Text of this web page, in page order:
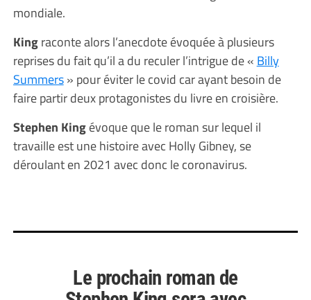
mondiale.
Kingraconte alors l’anecdote évoquée à plusieurs
reprises du fait qu’il a du reculer l’intrigue de « Billy
Summers» pour éviter le covid car ayant besoin de
faire partir deux protagonistes du livre en croisière.
Stephen Kingévoque que le roman sur lequel il
travaille est une histoire avec Holly Gibney, se
déroulant en 2021 avec donc le coronavirus.
Le prochain roman de